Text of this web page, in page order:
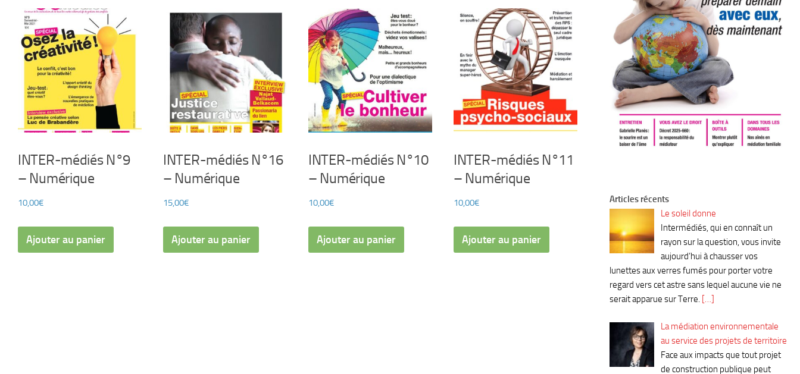
INTER-médiés N°9
– Numérique
10,00€
Ajouter au panier
INTER-médiés N°16
– Numérique
15,00€
Ajouter au panier
INTER-médiés N°10
– Numérique
10,00€
Ajouter au panier
INTER-médiés N°11
– Numérique
10,00€
Ajouter au panier
Articles récents
Le soleil donne
Intermédiés, qui en connaît un
rayon sur la question, vous invite
aujourd’hui à chausser vos
lunettes aux verres fumés pour porter votre
regard vers cet astre sans lequel aucune vie ne
serait apparue sur Terre. […]
La médiation environnementale
au service des projets de territoire
Face aux impacts que tout projet
de construction publique peut